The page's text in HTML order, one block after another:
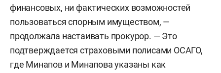
финансовых, ни фактических возможностей
пользоваться спорным имуществом, —
продолжала настаивать прокурор. — Это
подтверждается страховыми полисами ОСАГО,
где Минапов и Минапова указаны как